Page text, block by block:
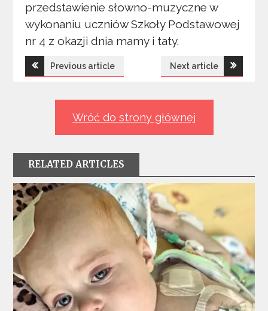
przedstawienie słowno-muzyczne w
wykonaniu uczniów Szkoły Podstawowej
nr 4 z okazji dnia mamy i taty.
Nawigacja
Previous article Next article
Wróć do strony głównej
RELATED ARTICLES